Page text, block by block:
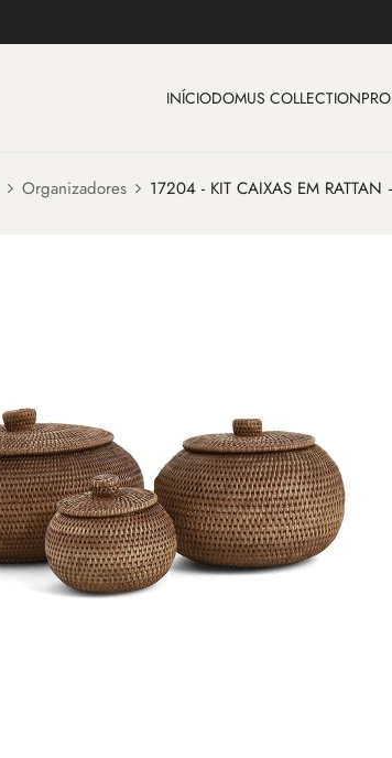
INÍCIODOMUS COLLECTION
Organizadores 17204 - KIT CAIXAS EM RATTAN